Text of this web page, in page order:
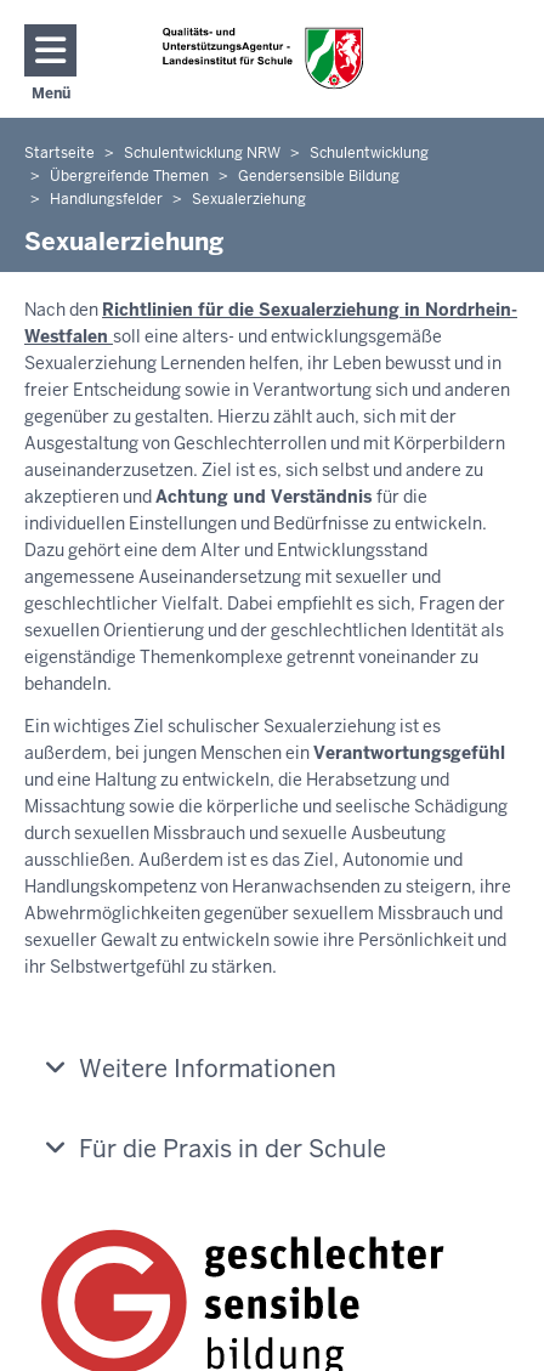
Direkt zum Inhalt
Menü
Navigation aktivieren/deaktivieren: Hauptmenü
Sie
befinden
hier
Startseite Schulentwicklung NRW
Schulentwicklung
Übergreifende Themen
Gendersensible Bildung
Handlungsfelder
Sexualerziehung
Sexualerziehung
Nach den Richtlinien für die Sexualerziehung in Nordrhein-
Westfalen soll eine alters- und entwicklungsgemäße
Sexualerziehung Lernenden helfen, ihr Leben bewusst und in
freier Entscheidung sowie in Verantwortung sich und anderen
gegenüber zu gestalten. Hierzu zählt auch, sich mit der
Ausgestaltung von Geschlechterrollen und mit Körperbildern
auseinanderzusetzen. Ziel ist es, sich selbst und andere zu
akzeptieren undAchtung und Verständnis für die
individuellen Einstellungen und Bedürfnisse zu entwickeln.
Dazu gehört eine dem Alter und Entwicklungsstand
angemessene Auseinandersetzung mit sexueller und
geschlechtlicher Vielfalt. Dabei empfiehlt es sich, Fragen der
sexuellen Orientierung und der geschlechtlichen Identität als
eigenständige Themenkomplexe getrennt voneinander zu
behandeln.
Ein wichtiges Ziel schulischer Sexualerziehung ist es
außerdem, bei jungen Menschen einVerantwortungsgefühl
und eine Haltung zu entwickeln, die Herabsetzung und
Missachtung sowie die körperliche und seelische Schädigung
durch sexuellen Missbrauch und sexuelle Ausbeutung
ausschließen. Außerdem ist es das Ziel, Autonomie und
Handlungskompetenz von Heranwachsenden zu steigern, ihre
Abwehrmöglichkeiten gegenüber sexuellem Missbrauch und
sexueller Gewalt zu entwickeln sowie ihre Persönlichkeit und
ihr Selbstwertgefühl zu stärken.
Weitere Informationen
Für die Praxis in der Schule